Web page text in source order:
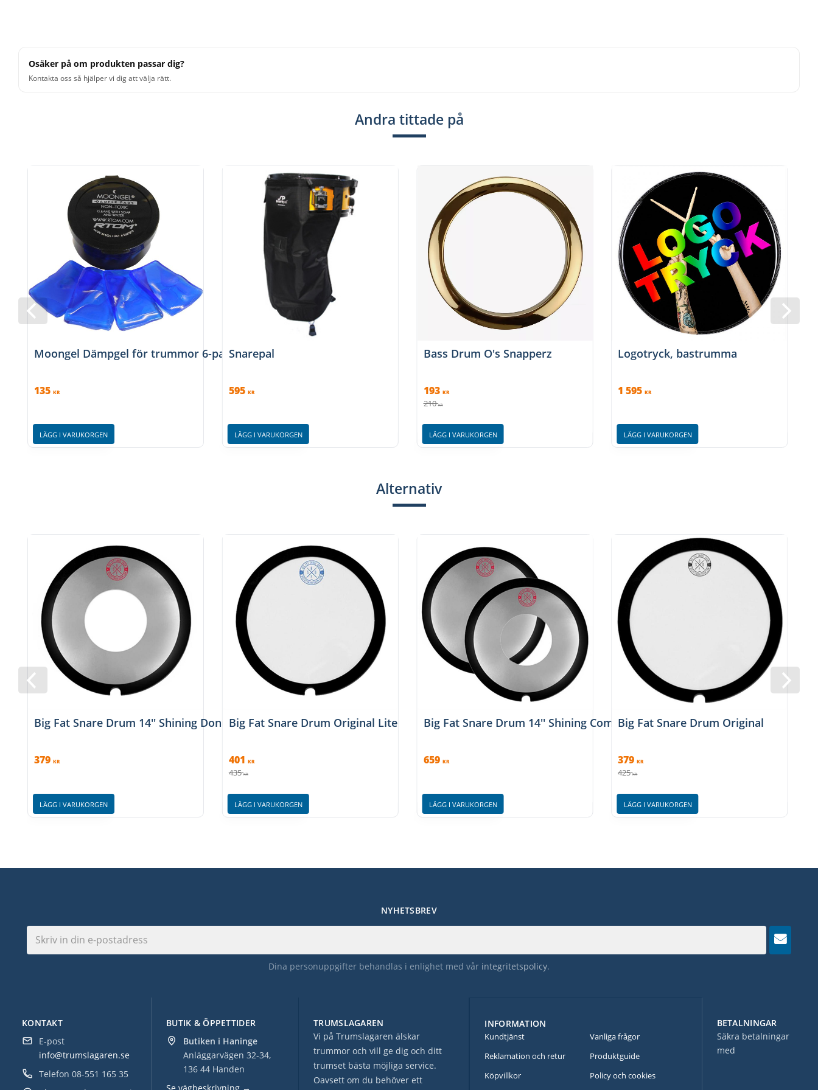
Osäker på om produkten passar dig?
Kontakta oss så hjälper vi dig att välja rätt.
Andra tittade på
Moongel Dämpgel för trummor 6-pack
135 KR
LÄGG I VARUKORGEN
Snarepal
595 KR
LÄGG I VARUKORGEN
Bass Drum O's Snapperz
193 KR
210 KR
LÄGG I VARUKORGEN
Logotryck, bastrumma
1 595 KR
LÄGG I VARUKORGEN
Alternativ
Big Fat Snare Drum 14'' Shining Donut
379 KR
LÄGG I VARUKORGEN
Big Fat Snare Drum Original Lite
401 KR
435 KR
LÄGG I VARUKORGEN
Big Fat Snare Drum 14'' Shining Combo
659 KR
LÄGG I VARUKORGEN
Big Fat Snare Drum Original
379 KR
425 KR
LÄGG I VARUKORGEN
BUTIK & ÖPPETTIDER
Butiken i Haninge
Anläggarvägen 32-34,
136 44 Handen
BETALNINGAR
Säkra betalningar
med
KONTAKT
E-post
info@trumslagaren.se
Telefon 08-551 165 35
TRUMSLAGAREN
Vi på Trumslagaren älskar
trummor och vill ge dig och ditt
trumset bästa möjliga service.
Oavsett om du behöver ett
NYHETSBREV
Dina personuppgifter behandlas i enlighet med vår integritetspolicy.
INFORMATION
Kundtjänst
Reklamation och retur
Köpvillkor
Vanliga frågor
Produktguide
Policy och cookies